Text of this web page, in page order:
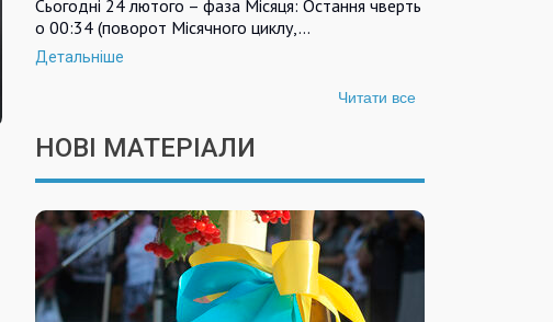
Сьогодні 24 лютого – фаза Місяця: Остання чверть
о 00:34 (поворот Місячного циклу,…
Детальніше
Читати все
НОВІ МАТЕРІАЛИ